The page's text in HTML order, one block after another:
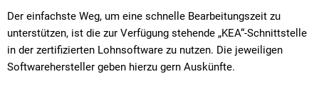
Der einfachste Weg, um eine schnelle Bearbeitungszeit zu
unterstützen, ist die zur Verfügung stehende „KEA“-Schnittstelle
in der zertifizierten Lohnsoftware zu nutzen. Die jeweiligen
Softwarehersteller geben hierzu gern Auskünfte.